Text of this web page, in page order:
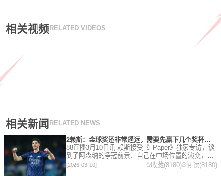
相关视频 RELATED VIDEOS
相关新闻 RELATED NEWS
2赖斯：金球奖还非常遥远，需要先赢下几个奖杯，专注当下好好踢球
88直播3月10日讯 赖斯接受《i Paper》独家专访，谈
到了阿森纳的争冠前景、自己在中场位置的演变，以
及对自己被提名金球奖的看法。 任意球 赖斯：“我们
有一项非常擅长的技能——这背后付出了巨大努力
[2026-03-10] 收藏(8180) 阅读(8180)